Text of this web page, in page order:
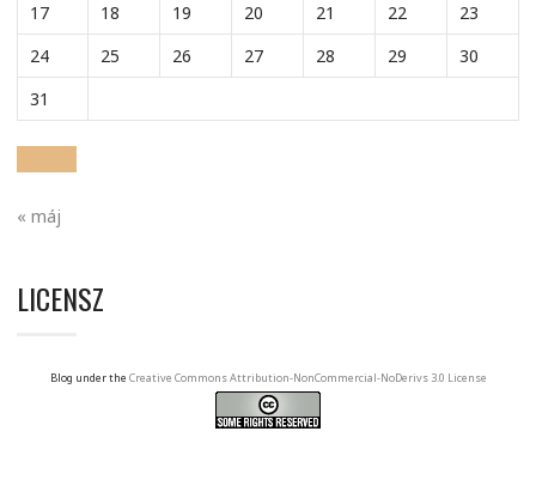
17
18 19 20 21 22
23
24
25 26 27 28 29
30
31
« máj
LICENSZ
Blog under the Creative Commons Attribution-NonCommercial-NoDerivs 3.0 License